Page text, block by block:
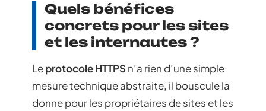
Quels bénéfices
concrets pour les sites
et les internautes ?
Leprotocole HTTPSn’a rien d’une simple
mesure technique abstraite, il bouscule la
donne pour les propriétaires de sites et les